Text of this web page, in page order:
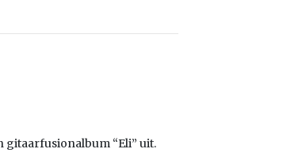
gitaarfusionalbum “Eli” uit.